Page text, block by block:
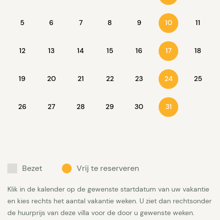
gelegen buitenterras omvat maar liefst 150m2. Aan
ingangszijde op tuinniveau vinden we de trampoline,
een ping-pong tafel en een jeu de boules baan; alle
equipment daarvoor is ter plaatse aanwezig. Vlakbij
staan een tafel en bankjes voor een verkoelend
drankje. Parkeergelegenheid voor 4 auto’s. De villa is
niet zomaar een fijn huis voor familie en vrienden,
het is ook de basis voor een unieke vakantie-
Interieur
Het lijkt haast onmogelijk om niet onder de indruk
te raken bij het zien van deze ruime, comfortabel
5 6 7 8 9 10 11
12 13 14 15 16 17 18
19 20 21 22 23 24 25
26 27 28 29 30 31
Bezet Vrij te reserveren
Klik in de kalender op de gewenste startdatum van uw vakantie
en kies rechts het aantal vakantie weken. U ziet dan rechtsonder
de huurprijs van deze villa voor de door u gewenste weken.